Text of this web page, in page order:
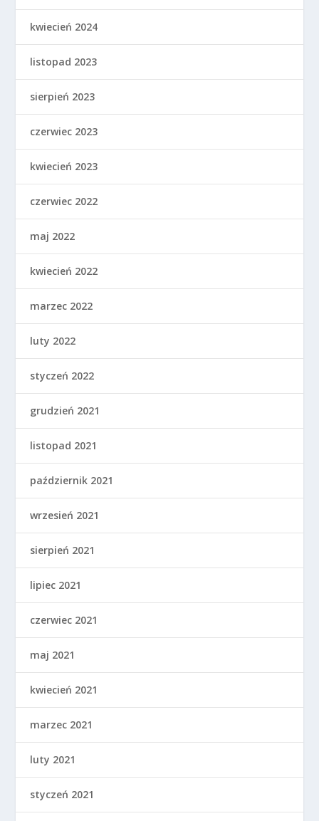
kwiecień 2024
listopad 2023
sierpień 2023
czerwiec 2023
kwiecień 2023
czerwiec 2022
maj 2022
kwiecień 2022
marzec 2022
luty 2022
styczeń 2022
grudzień 2021
listopad 2021
październik 2021
wrzesień 2021
sierpień 2021
lipiec 2021
czerwiec 2021
maj 2021
kwiecień 2021
marzec 2021
luty 2021
styczeń 2021